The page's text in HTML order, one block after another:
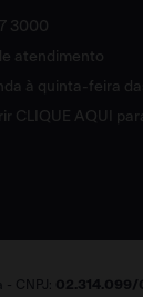
3000
atendimento
à quinta-feira
CLIQUE AQUI
- CNPJ: 02.314.099/